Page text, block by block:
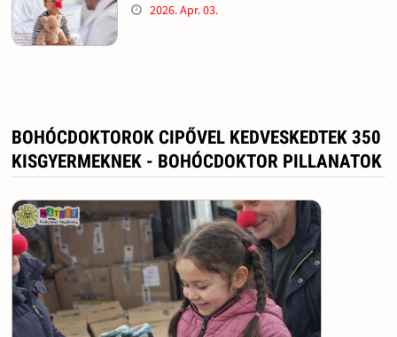
2026. Apr. 03.
BOHÓCDOKTOROK CIPŐVEL KEDVESKEDTEK 350
KISGYERMEKNEK - BOHÓCDOKTOR PILLANATOK